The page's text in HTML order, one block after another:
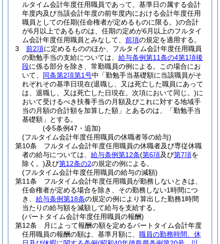
ルタイム会計年度任用職員であって、基準日の属する会計
年度内及び当該会計年度の前年度内における会計年度任用
職員としての任期(任命権者が定めるものに限る。)の合計
が6月以上であるものは、任期の定めが6月以上のフルタイ
ム会計年度任用職員とみなして、 前項の規定を適用する。
3
前2項に定めるもののほか、フルタイム会計年度任用職員
の勤勉手当の支給については、 給与条例第11条の4第1項後
段に係る部分を除き、常勤職員の例による。
この場合にお
いて、 同条第2項第1号中「勤勉手当基礎額に当該職員がそ
れぞれその基準日現在(退職し、又は死亡した職員にあって
は、退職し、又は死亡した日現在。次項において同じ。)に
おいて受けるべき扶養手当の月額及びこれに対する地域手
当の月額の合計額を加算した額」とあるのは、「勤勉手当
基礎額」とする。
(令5条例47・追加)
(フルタイム会計年度任用職員の休職者等の給与)
第10条
フルタイム会計年度任用職員の休職者及び専従休職
者の給与については、 給与条例第12条(第6項及び第7項を
除く。)及び第12条の2の規定の例による。
(フルタイム会計年度任用職員の給与の減額)
第11条
フルタイム会計年度任用職員が勤務しないときは、
任命権者が定める場合を除き、その勤務しない1時間につ
き、 給与条例第18条の規定の例により算出した勤務1時間
当たりの給与額を減額して給与を支給する。
(パートタイム会計年度任用職員の報酬)
第12条
月によって報酬の額を定めるパートタイム会計年度
任用職員の報酬の額は、基準月額に、 職員の勤務時間、休